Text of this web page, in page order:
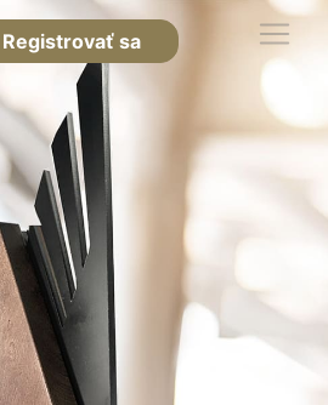
Registrovať sa